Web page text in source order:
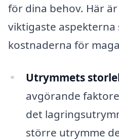
för dina behov. Här
viktigaste aspekterna
kostnaderna för
Utrymmets
avgörande
det
större utrymme